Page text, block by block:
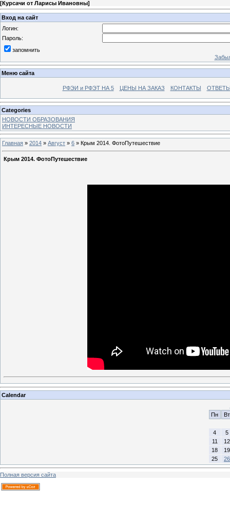
[Курсачи от Ларисы Ивановны]
Вход на сайт
Логин:
Пароль:
запомнить
Меню сайта
РФЭИ и РФЭТ НА 5 ЦЕНЫ НА ЗАКАЗ КОНТАКТЫ
Categories
НОВОСТИ ОБРАЗОВАНИЯ
ИНТЕРЕСНЫЕ НОВОСТИ
Главная » 2014 » Август » 6 » Крым 2014. ФотоПутешествие
Крым 2014. ФотоПутешествие
Calendar
Пн
Вт
4
5
11
12
18
19
25
26
Полная версия сайта